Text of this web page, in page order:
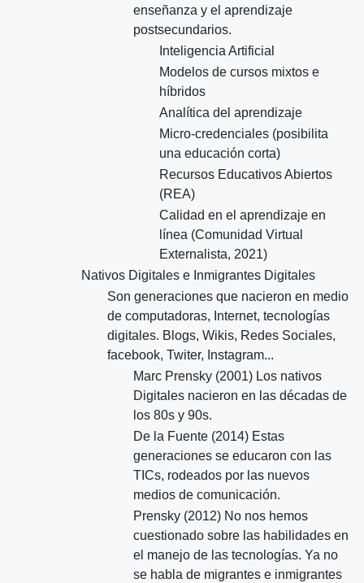
enseñanza y el aprendizaje
postsecundarios.
Inteligencia Artificial
Modelos de cursos mixtos e
híbridos
Analítica del aprendizaje
Micro-credenciales (posibilita
una educación corta)
Recursos Educativos Abiertos
(REA)
Calidad en el aprendizaje en
línea (Comunidad Virtual
Externalista, 2021)
Nativos Digitales e Inmigrantes Digitales
Son generaciones que nacieron en medio
de computadoras, Internet, tecnologías
digitales. Blogs, Wikis, Redes Sociales,
facebook, Twiter, Instagram...
Marc Prensky (2001) Los nativos
Digitales nacieron en las décadas de
los 80s y 90s.
De la Fuente (2014) Estas
generaciones se educaron con las
TICs, rodeados por las nuevos
medios de comunicación.
Prensky (2012) No nos hemos
cuestionado sobre las habilidades en
el manejo de las tecnologías. Ya no
se habla de migrantes e inmigrantes